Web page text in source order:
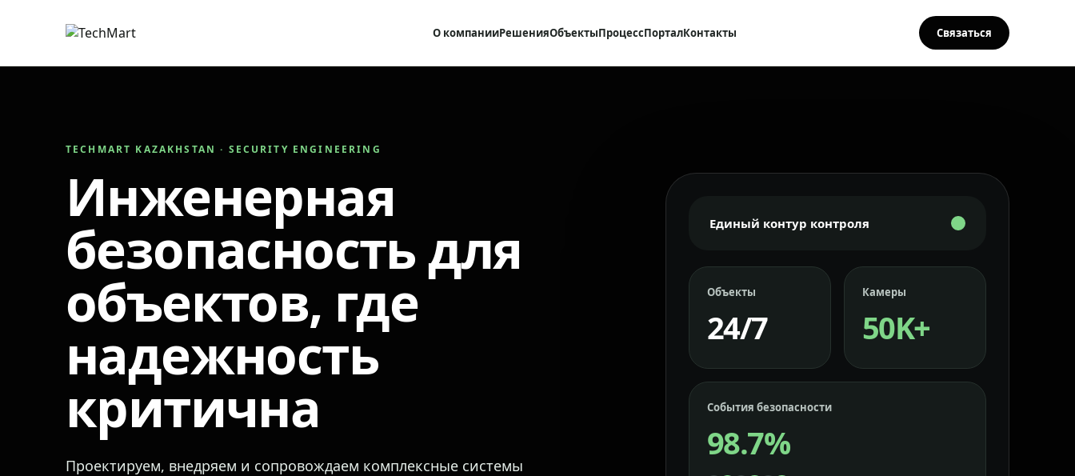
О компанииРешенияОбъектыПроцессПорталКонтакты Связаться
TECHMART KAZAKHSTAN · SECURITY ENGINEERING
Инженерная
безопасность для
объектов, где
надежность
критична
Проектируем, внедряем и сопровождаем комплексные системы
Единый контур контроля
Объекты
24/7
Камеры
50K+
События безопасности
98.7%